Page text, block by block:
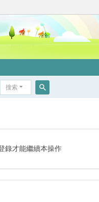
搜索
錄才能繼續本操作